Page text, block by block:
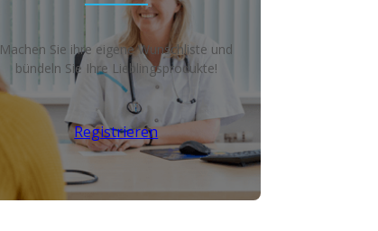
Machen Sie ihre eigene Wunschliste und
bündeln Sie Ihre Lieblingsprodukte!
Registrieren